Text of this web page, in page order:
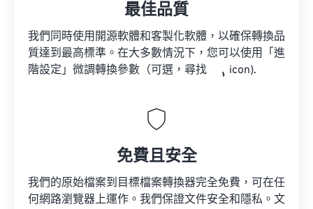
最佳品質
我們同時使用開源軟體和客製化軟體，以確保轉換品
質達到最高標準。在大多數情況下，您可以使用「進
階設定」微調轉換參數（可選，尋找
icon).
免費且安全
我們的原始檔案到目標檔案轉換器完全免費，可在任
何網路瀏覽器上運作。我們保證文件安全和隱私。文